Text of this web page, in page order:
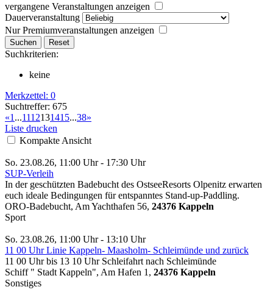
vergangene Veranstaltungen anzeigen
Dauerveranstaltung
Nur Premiumveranstaltungen anzeigen
Suchkriterien:
keine
Merkzettel: 0
Suchtreffer: 675
«1 ...1112131415...38»
Liste drucken
Kompakte Ansicht
So. 23.08.26, 11:00 Uhr - 17:30 Uhr
SUP-Verleih
In der geschützten Badebucht des OstseeResorts Olpenitz erwarten
euch ideale Bedingungen für entspanntes Stand-up-Paddling.
ORO-Badebucht, Am Yachthafen 56, 24376 Kappeln
Sport
So. 23.08.26, 11:00 Uhr - 13:10 Uhr
11 00 Uhr Linie Kappeln- Maasholm- Schleimünde und zurück
11 00 Uhr bis 13 10 Uhr Schleifahrt nach Schleimünde
Schiff " Stadt Kappeln", Am Hafen 1, 24376 Kappeln
Sonstiges